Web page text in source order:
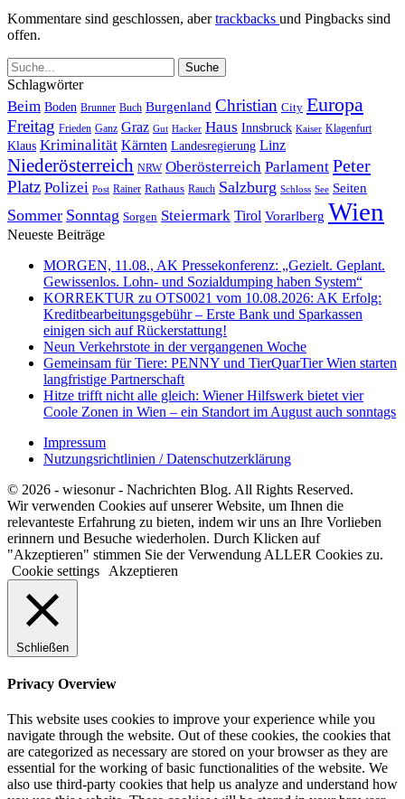
Kommentare sind geschlossen, abertrackbacks und Pingbacks sind
offen.
Schlagwörter
Beim Boden Brunner Buch Burgenland Christian City Europa
Freitag Frieden Ganz Graz Gut Hacker Haus Innsbruck Kaiser Klagenfurt
Klaus Kriminalität Kärnten Landesregierung Linz
Niederösterreich NRW Oberösterreich Parlament Peter
Platz Polizei Post Rainer Rathaus Rauch Salzburg Schloss See Seiten
Sommer Sonntag Sorgen Steiermark Tirol Vorarlberg Wien
Neueste Beiträge
MORGEN, 11.08., AK Pressekonferenz: „Gezielt. Geplant.
Gewissenlos. Lohn- und Sozialdumping haben System“
KORREKTUR zu OTS0021 vom 10.08.2026: AK Erfolg:
Kreditbearbeitungsgebühr – Erste Bank und Sparkassen
einigen sich auf Rückerstattung!
Neun Verkehrstote in der vergangenen Woche
Gemeinsam für Tiere: PENNY und TierQuarTier Wien starten
langfristige Partnerschaft
Hitze trifft nicht alle gleich: Wiener Hilfswerk bietet vier
Coole Zonen in Wien – ein Standort im August auch sonntags
Impressum
Nutzungsrichtlinien / Datenschutzerklärung
© 2026 - wiesonur - Nachrichten Blog. All Rights Reserved.
Wir verwenden Cookies auf unserer Website, um Ihnen die
relevanteste Erfahrung zu bieten, indem wir uns an Ihre Vorlieben
erinnern und Besuche wiederholen. Durch Klicken auf
"Akzeptieren" stimmen Sie der Verwendung ALLER Cookies zu.
Cookie settings
Akzeptieren
Schließen
Privacy Overview
This website uses cookies to improve your experience while you
navigate through the website. Out of these cookies, the cookies that
are categorized as necessary are stored on your browser as they are
essential for the working of basic functionalities of the website. We
also use third-party cookies that help us analyze and understand how